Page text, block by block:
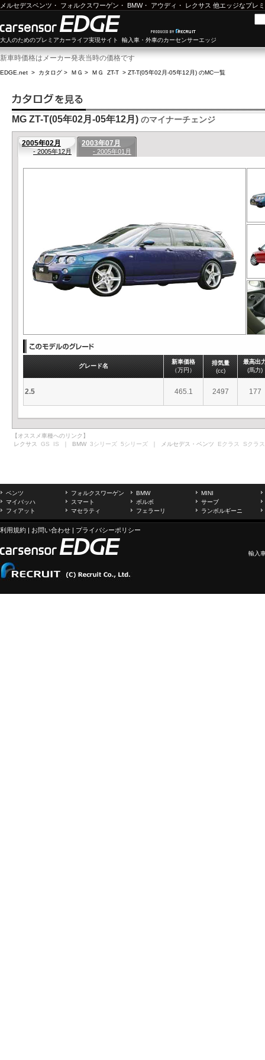
メルセデスベンツ ・ フォルクスワーゲン ・ BMW・ アウディ ・ レクサス 他エッジなプレ
大人のためのプレミアカーライフ実現サイト 輸入車・外車のカーセンサーエッジ
新車時価格はメーカー発表当時の価格です
EDGE.net > カタログ > ＭＧ > ＭＧ ZT-T > ZT-T(05年02月-05年12月) のMC一覧
MG ZT-T(05年02月-05年12月) のマイナーチェンジ
2005年02月
- 2005年12月
2003年07月
- 2005年01月
グレード名
新車価格
（万円）
排気量
(cc)
最高出
(馬力)
2.5 465.1 2497 177
【オススメ車種へのリンク】
レクサス GS IS ｜ BMW 3シリーズ 5シリーズ ｜ メルセデス・ベンツ Eクラス Sクラス
ベンツ フォルクスワーゲン BMW
MINI
マイバッハ
スマート ボルボ
サーブ
フィアット
マセラティ フェラーリ ランボルギーニ
利用規約 | お問い合わせ | プライバシーポリシー
輸入